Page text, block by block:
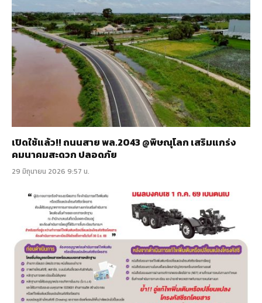
เปิดใช้แล้ว!! ถนนสาย พล.2043 @พิษณุโลก เสริมแกร่ง
คมนาคมสะดวก ปลอดภัย
29 มิถุนายน 2026 9:57 น.